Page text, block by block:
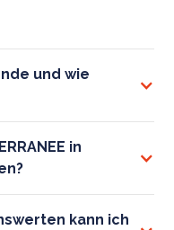
und wie
in
kann ich